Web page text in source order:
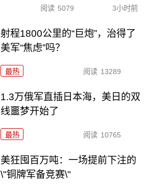
阅读 5079 3小时前
射程1800公里的“巨炮”，治得了
美军“焦虑”吗？
最热 阅读 13289
1.3万俄军直插日本海，美日的双
线噩梦开始了
最热 阅读 10765
美狂囤百万吨：一场提前下注的
\"铜牌军备竞赛\"